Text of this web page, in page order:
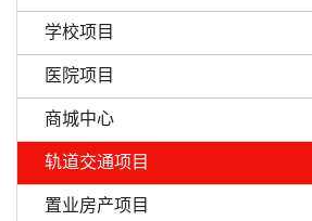
学校项目
医院项目
商城中心
轨道交通项目
置业房产项目